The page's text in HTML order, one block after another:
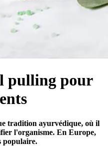
pulling pour
tradition ayurvédique, où il
l'organisme. En Europe,
populaire.